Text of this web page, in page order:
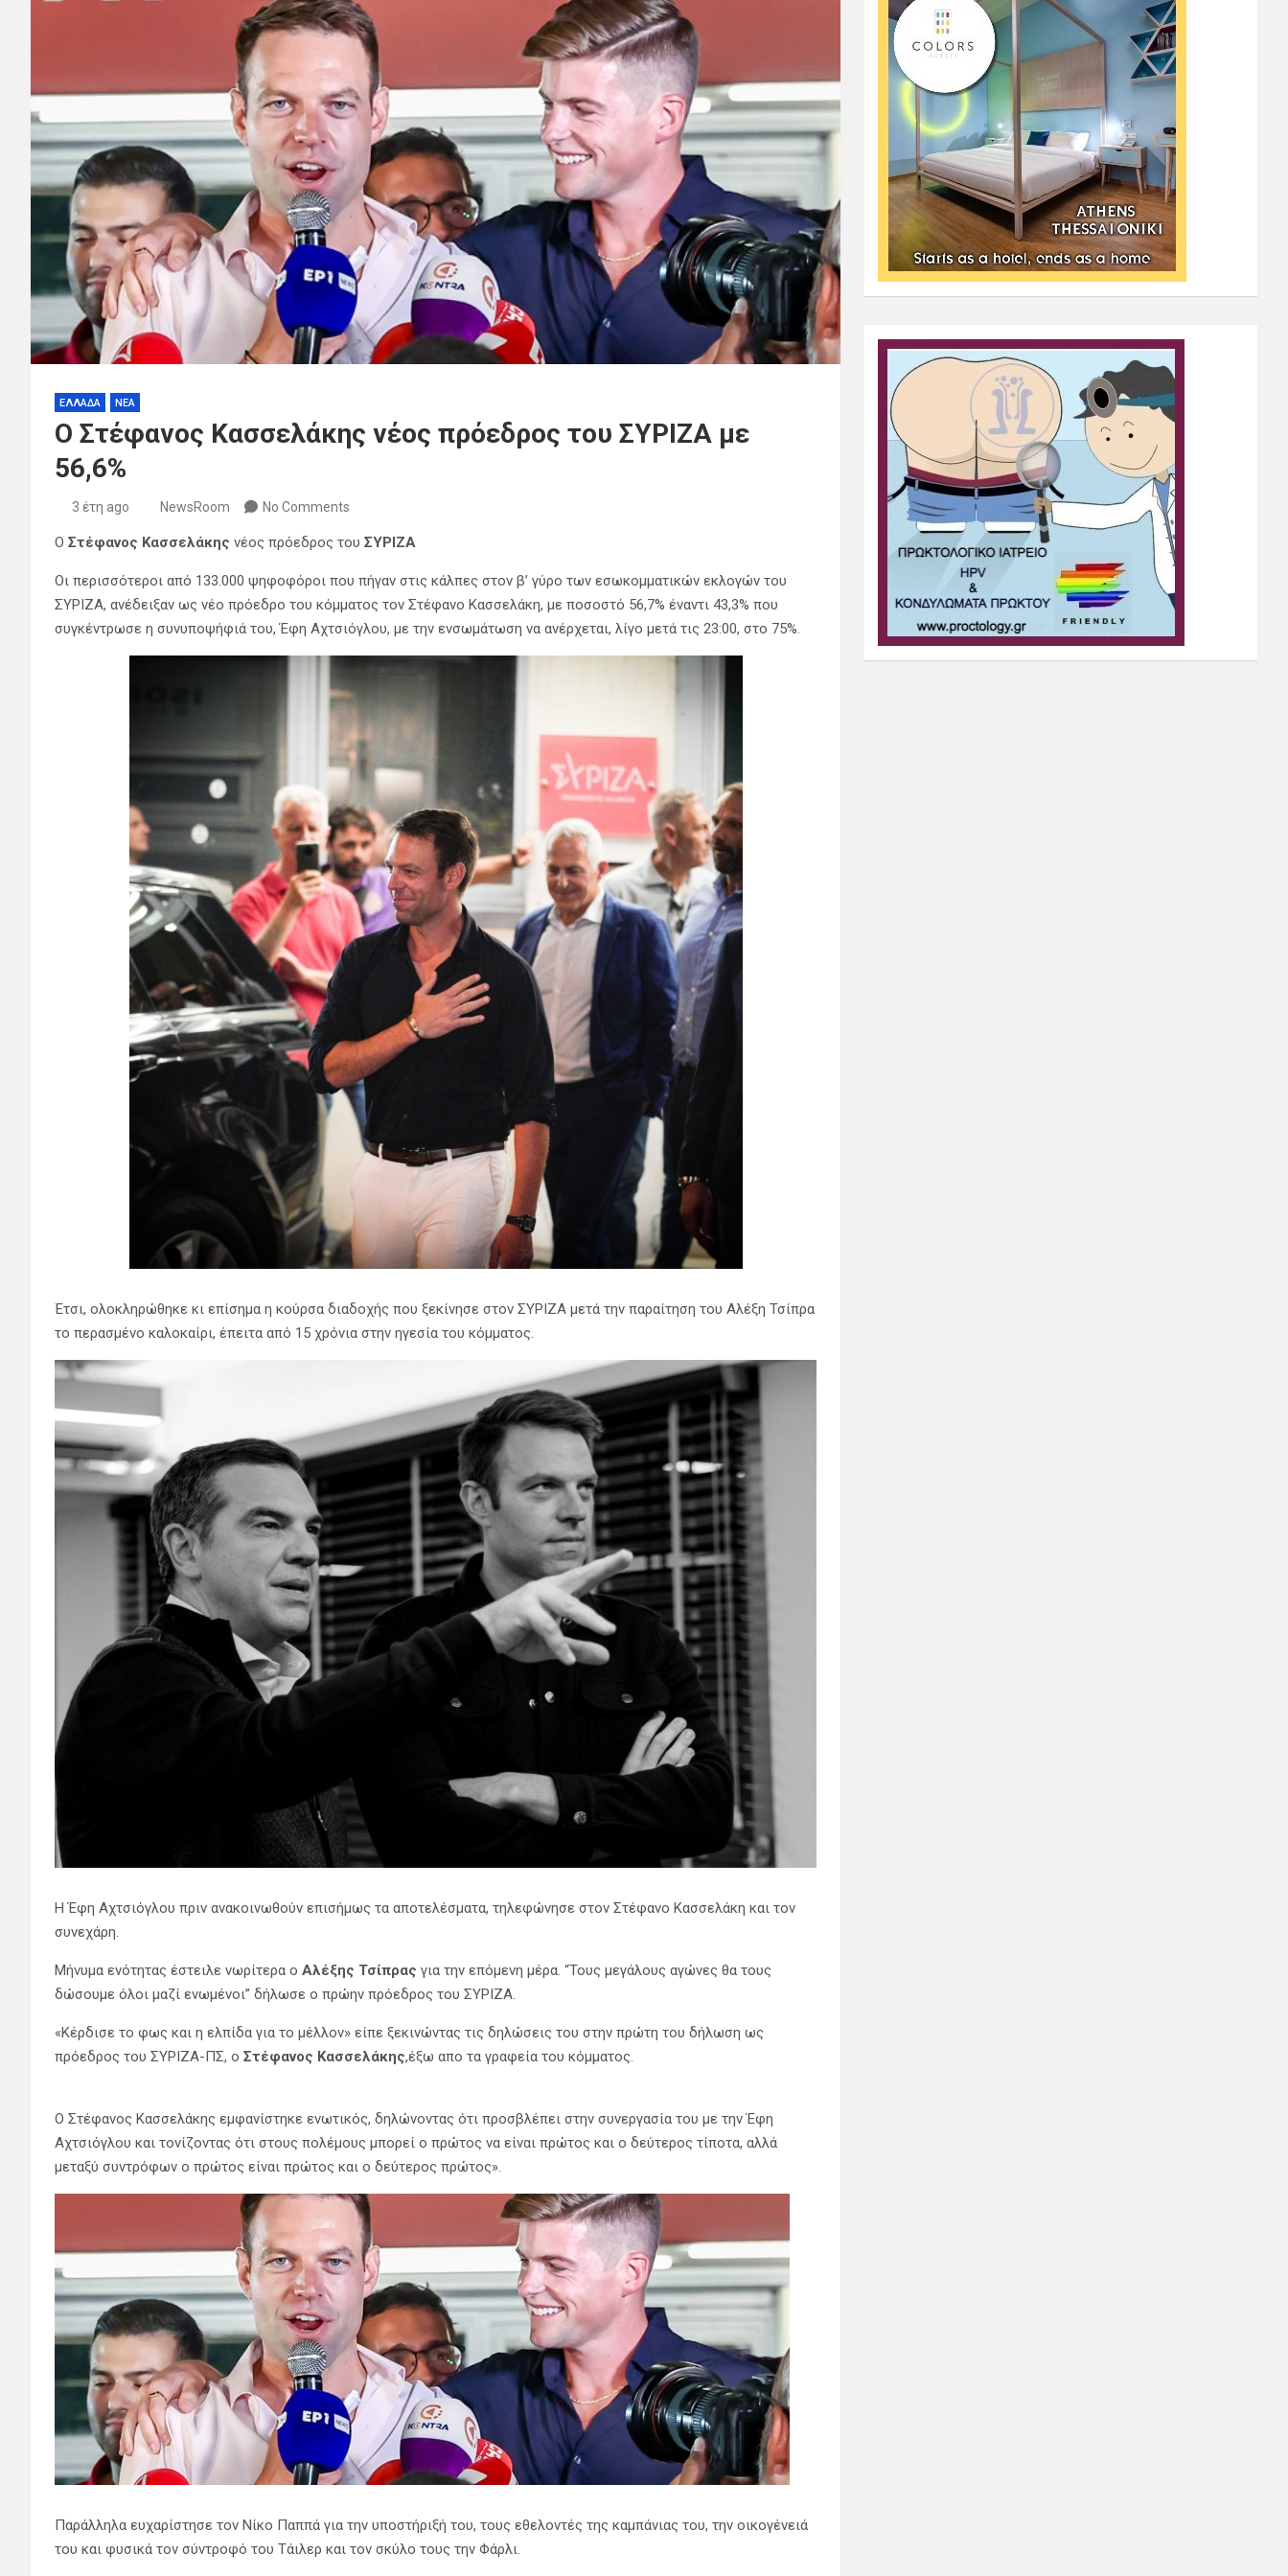
ΕΛΛΑΔΑ ΝΕΑ
Ο Στέφανος Κασσελάκης νέος πρόεδρος του ΣΥΡΙΖΑ με
56,6%
3 έτη ago NewsRoom No Comments
Ο Στέφανος Κασσελάκης νέος πρόεδρος του ΣΥΡΙΖΑ
Οι περισσότεροι από 133.000 ψηφοφόροι που πήγαν στις κάλπες στον β’ γύρο των εσωκομματικών εκλογών του
ΣΥΡΙΖΑ, ανέδειξαν ως νέο πρόεδρο του κόμματος τον Στέφανο Κασσελάκη, με ποσοστό 56,7% έναντι 43,3% που
συγκέντρωσε η συνυποψήφιά του, Έφη Αχτσιόγλου, με την ενσωμάτωση να ανέρχεται, λίγο μετά τις 23:00, στο 75%.
Έτσι, ολοκληρώθηκε κι επίσημα η κούρσα διαδοχής που ξεκίνησε στον ΣΥΡΙΖΑ μετά την παραίτηση του Αλέξη Τσίπρα
το περασμένο καλοκαίρι, έπειτα από 15 χρόνια στην ηγεσία του κόμματος.
Η Έφη Αχτσιόγλου πριν ανακοινωθούν επισήμως τα αποτελέσματα, τηλεφώνησε στον Στέφανο Κασσελάκη και τον
συνεχάρη.
Μήνυμα ενότητας έστειλε νωρίτερα ο Αλέξης Τσίπρας για την επόμενη μέρα. “Τους μεγάλους αγώνες θα τους
δώσουμε όλοι μαζί ενωμένοι” δήλωσε ο πρώην πρόεδρος του ΣΥΡΙΖΑ.
«Κέρδισε το φως και η ελπίδα για το μέλλον» είπε ξεκινώντας τις δηλώσεις του στην πρώτη του δήλωση ως
πρόεδρος του ΣΥΡΙΖΑ-ΠΣ, ο Στέφανος Κασσελάκης,έξω απο τα γραφεία του κόμματος.
Ο Στέφανος Κασσελάκης εμφανίστηκε ενωτικός, δηλώνοντας ότι προσβλέπει στην συνεργασία του με την Έφη
Αχτσιόγλου και τονίζοντας ότι στους πολέμους μπορεί ο πρώτος να είναι πρώτος και ο δεύτερος τίποτα, αλλά
μεταξύ συντρόφων ο πρώτος είναι πρώτος και ο δεύτερος πρώτος».
Παράλληλα ευχαρίστησε τον Νίκο Παππά για την υποστήριξή του, τους εθελοντές της καμπάνιας του, την οικογένειά
του και φυσικά τον σύντροφό του Τάιλερ και τον σκύλο τους την Φάρλι.